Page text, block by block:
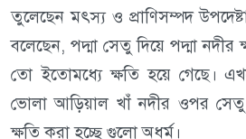
তুলেছেন মৎস্য ও প্রাণিসম্পদ
বলেছেন, পদ্মা সেতু দিয়ে পদ্মা
তো ইতোমধ্যে ক্ষতি হয়ে গেছে।
ভোলা আড়িয়াল খাঁ নদীর ওপর সেতু
ক্ষতি করা হচ্ছে গুলো অধর্ম।